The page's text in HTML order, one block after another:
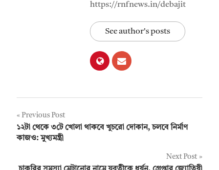
https://rnfnews.in/debajit
See author's posts
Post
navigation
Previous Post
১২টা থেকে ৩টে খোলা থাকবে খুচরো দোকান, চলবে নির্মাণ
কাজও: মুখ্যমন্ত্রী
Next Post